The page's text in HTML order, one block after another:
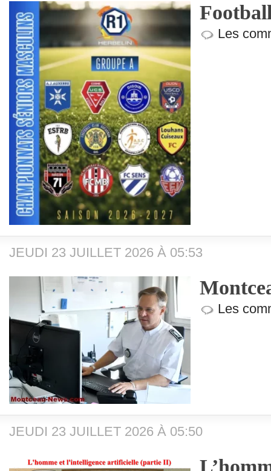
Les
JEUDI 23 JUILLET 2026 À 05:53
Les
JEUDI 23 JUILLET 2026 À 05:50